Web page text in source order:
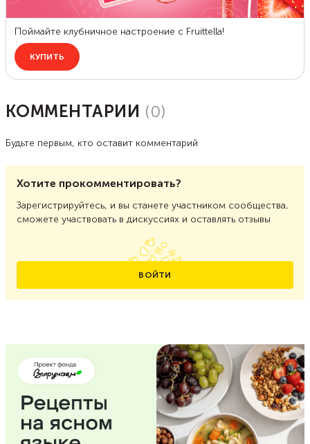
КОММЕНТАРИИ (0)
Будьте первым, кто оставит комментарий
Хотите прокомментировать?
Зарегистрируйтесь, и вы станете участником сообщества,
сможете участвовать в дискуссиях и оставлять отзывы
ВОЙТИ